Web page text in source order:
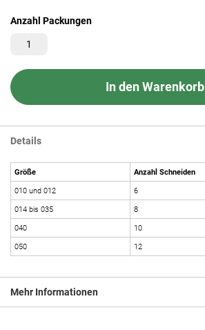
Anzahl Packungen
In den Warenkorb
Details
Größe
Anzahl Schneiden
010 und 012
6
014 bis 035
8
040
10
050
12
Mehr Informationen